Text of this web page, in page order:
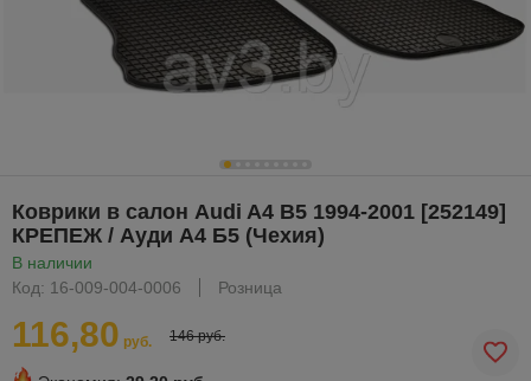
Коврики в салон Audi A4 B5 1994-2001 [252149]
КРЕПЕЖ / Ауди А4 Б5 (Чехия)
В наличии
Код: 16-009-004-0006
Розница
116,80 руб. 146 руб.